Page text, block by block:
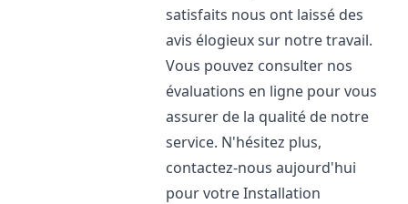
satisfaits nous ont laissé des
avis élogieux sur notre travail.
Vous pouvez consulter nos
évaluations en ligne pour vous
assurer de la qualité de notre
service. N'hésitez plus,
contactez-nous aujourd'hui
pour votre Installation